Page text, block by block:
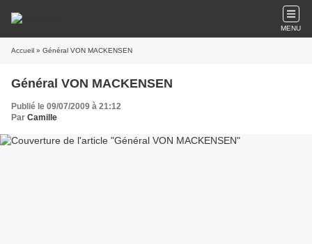
MENU
Accueil » Général VON MACKENSEN
Général VON MACKENSEN
Publié le 09/07/2009 à 21:12
Par Camille